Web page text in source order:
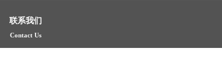
联系我们
Contact Us